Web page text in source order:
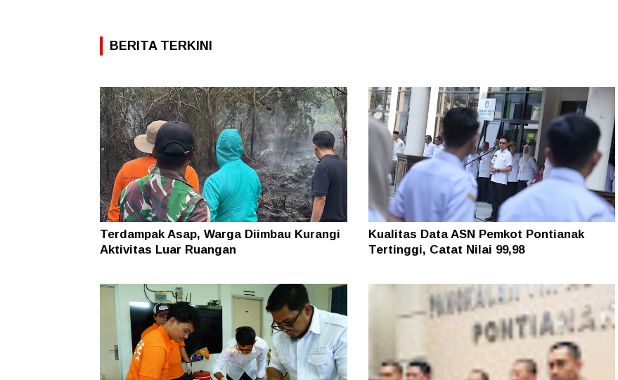
BERITA TERKINI
Terdampak Asap, Warga Diimbau Kurangi
Aktivitas Luar Ruangan
Kualitas Data ASN Pemkot Pontianak
Tertinggi, Catat Nilai 99,98